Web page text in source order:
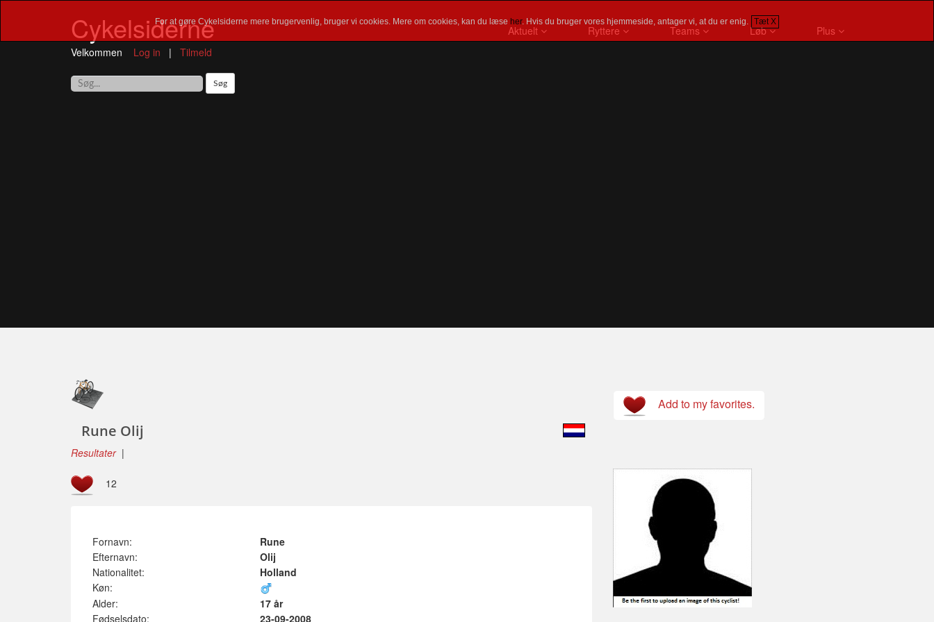
For at gøre Cykelsiderne mere brugervenlig, bruger vi cookies. Mere om cookies, kan du læse her. Hvis du bruger vores hjemmeside, antager vi, at du er enig. Tæt X
Cykelsiderne
Velkommen Log in | Tilmeld
Aktuelt Ryttere Teams Løb Plus
Rune Olij
Resultater|
12
Fornavn:
Rune
Efternavn:
Olij
Nationalitet:
Holland
Køn:
Alder:
17 år
Fødselsdato:
23-09-2008
Add to my favorites.